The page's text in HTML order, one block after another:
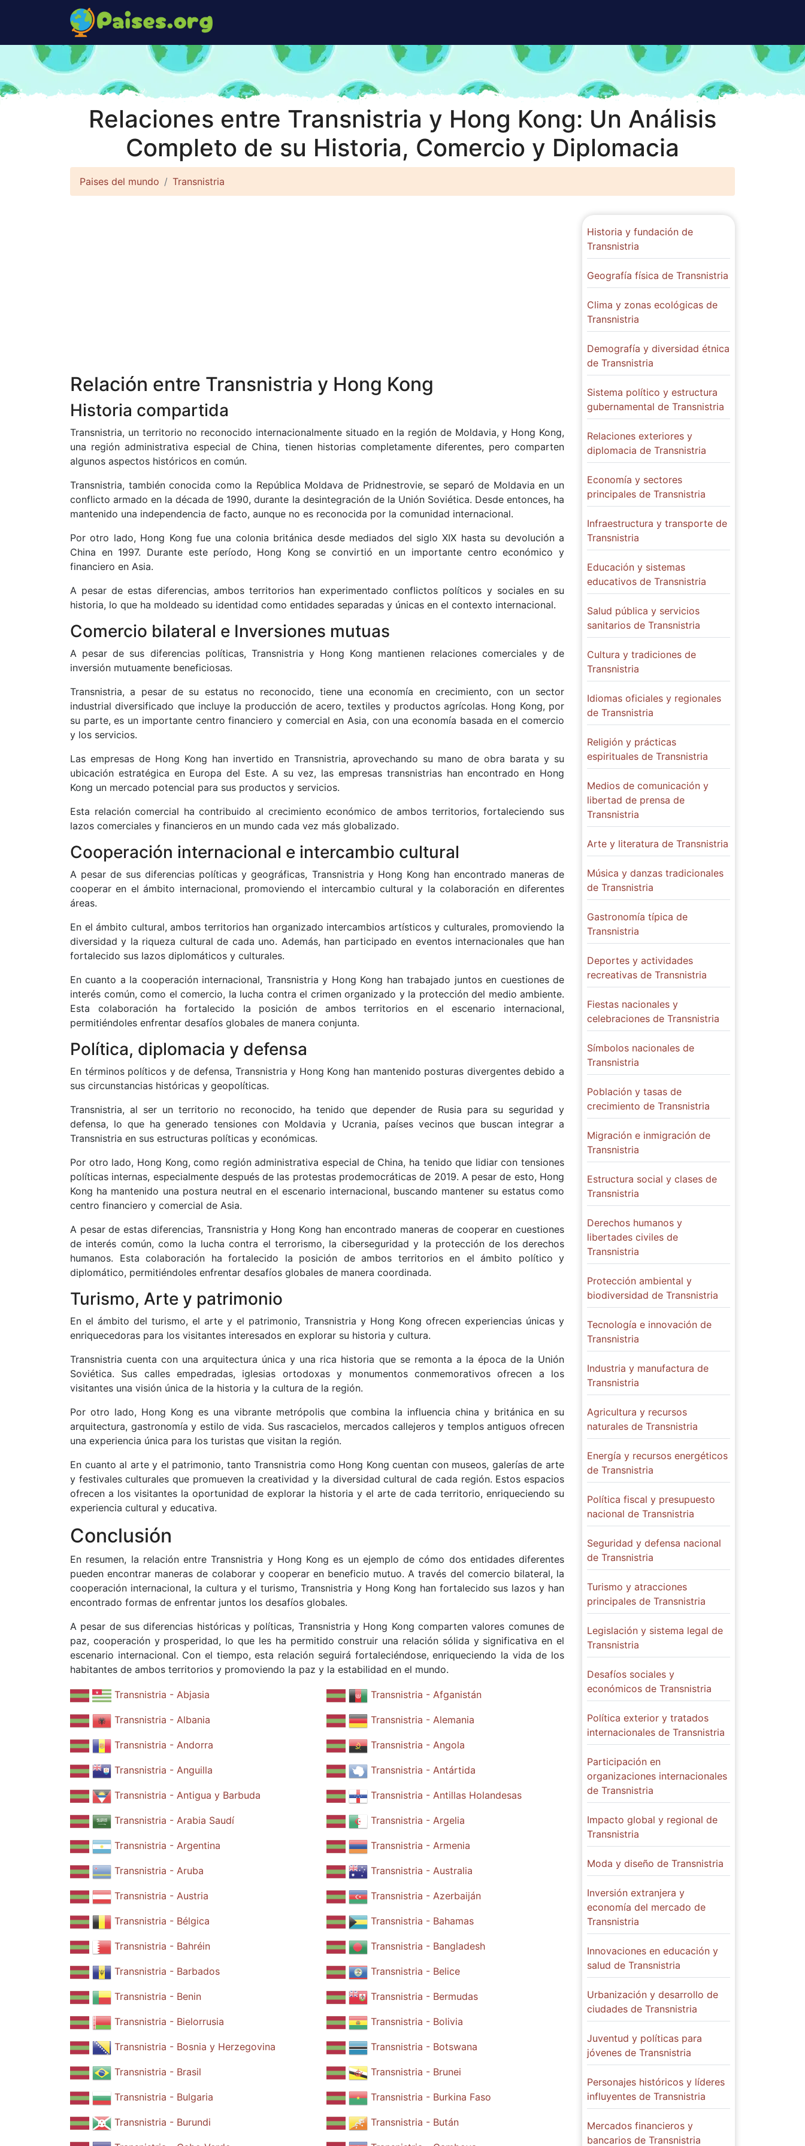
Relaciones entre Transnistria y Hong Kong: Un Análisis
Completo de su Historia, Comercio y Diplomacia
Paises del mundo Transnistria
Relación entre Transnistria y Hong Kong
Historia compartida
Transnistria, un territorio no reconocido internacionalmente situado en la región de Moldavia, y Hong Kong,
una región administrativa especial de China, tienen historias completamente diferentes, pero comparten
algunos aspectos históricos en común.
Transnistria, también conocida como la República Moldava de Pridnestrovie, se separó de Moldavia en un
conflicto armado en la década de 1990, durante la desintegración de la Unión Soviética. Desde entonces, ha
mantenido una independencia de facto, aunque no es reconocida por la comunidad internacional.
Por otro lado, Hong Kong fue una colonia británica desde mediados del siglo XIX hasta su devolución a
China en 1997. Durante este período, Hong Kong se convirtió en un importante centro económico y
financiero en Asia.
A pesar de estas diferencias, ambos territorios han experimentado conflictos políticos y sociales en su
historia, lo que ha moldeado su identidad como entidades separadas y únicas en el contexto internacional.
Comercio bilateral e Inversiones mutuas
A pesar de sus diferencias políticas, Transnistria y Hong Kong mantienen relaciones comerciales y de
inversión mutuamente beneficiosas.
Transnistria, a pesar de su estatus no reconocido, tiene una economía en crecimiento, con un sector
industrial diversificado que incluye la producción de acero, textiles y productos agrícolas. Hong Kong, por
su parte, es un importante centro financiero y comercial en Asia, con una economía basada en el comercio
y los servicios.
Las empresas de Hong Kong han invertido en Transnistria, aprovechando su mano de obra barata y su
ubicación estratégica en Europa del Este. A su vez, las empresas transnistrias han encontrado en Hong
Kong un mercado potencial para sus productos y servicios.
Esta relación comercial ha contribuido al crecimiento económico de ambos territorios, fortaleciendo sus
lazos comerciales y financieros en un mundo cada vez más globalizado.
Cooperación internacional e intercambio cultural
A pesar de sus diferencias políticas y geográficas, Transnistria y Hong Kong han encontrado maneras de
cooperar en el ámbito internacional, promoviendo el intercambio cultural y la colaboración en diferentes
áreas.
En el ámbito cultural, ambos territorios han organizado intercambios artísticos y culturales, promoviendo la
diversidad y la riqueza cultural de cada uno. Además, han participado en eventos internacionales que han
fortalecido sus lazos diplomáticos y culturales.
En cuanto a la cooperación internacional, Transnistria y Hong Kong han trabajado juntos en cuestiones de
interés común, como el comercio, la lucha contra el crimen organizado y la protección del medio ambiente.
Esta colaboración ha fortalecido la posición de ambos territorios en el escenario internacional,
permitiéndoles enfrentar desafíos globales de manera conjunta.
Política, diplomacia y defensa
En términos políticos y de defensa, Transnistria y Hong Kong han mantenido posturas divergentes debido a
sus circunstancias históricas y geopolíticas.
Transnistria, al ser un territorio no reconocido, ha tenido que depender de Rusia para su seguridad y
defensa, lo que ha generado tensiones con Moldavia y Ucrania, países vecinos que buscan integrar a
Transnistria en sus estructuras políticas y económicas.
Por otro lado, Hong Kong, como región administrativa especial de China, ha tenido que lidiar con tensiones
políticas internas, especialmente después de las protestas prodemocráticas de 2019. A pesar de esto, Hong
Kong ha mantenido una postura neutral en el escenario internacional, buscando mantener su estatus como
centro financiero y comercial de Asia.
A pesar de estas diferencias, Transnistria y Hong Kong han encontrado maneras de cooperar en cuestiones
de interés común, como la lucha contra el terrorismo, la ciberseguridad y la protección de los derechos
humanos. Esta colaboración ha fortalecido la posición de ambos territorios en el ámbito político y
diplomático, permitiéndoles enfrentar desafíos globales de manera coordinada.
Turismo, Arte y patrimonio
En el ámbito del turismo, el arte y el patrimonio, Transnistria y Hong Kong ofrecen experiencias únicas y
enriquecedoras para los visitantes interesados en explorar su historia y cultura.
Transnistria cuenta con una arquitectura única y una rica historia que se remonta a la época de la Unión
Soviética. Sus calles empedradas, iglesias ortodoxas y monumentos conmemorativos ofrecen a los
visitantes una visión única de la historia y la cultura de la región.
Por otro lado, Hong Kong es una vibrante metrópolis que combina la influencia china y británica en su
arquitectura, gastronomía y estilo de vida. Sus rascacielos, mercados callejeros y templos antiguos ofrecen
una experiencia única para los turistas que visitan la región.
En cuanto al arte y el patrimonio, tanto Transnistria como Hong Kong cuentan con museos, galerías de arte
y festivales culturales que promueven la creatividad y la diversidad cultural de cada región. Estos espacios
ofrecen a los visitantes la oportunidad de explorar la historia y el arte de cada territorio, enriqueciendo su
experiencia cultural y educativa.
Conclusión
En resumen, la relación entre Transnistria y Hong Kong es un ejemplo de cómo dos entidades diferentes
pueden encontrar maneras de colaborar y cooperar en beneficio mutuo. A través del comercio bilateral, la
cooperación internacional, la cultura y el turismo, Transnistria y Hong Kong han fortalecido sus lazos y han
encontrado formas de enfrentar juntos los desafíos globales.
A pesar de sus diferencias históricas y políticas, Transnistria y Hong Kong comparten valores comunes de
paz, cooperación y prosperidad, lo que les ha permitido construir una relación sólida y significativa en el
escenario internacional. Con el tiempo, esta relación seguirá fortaleciéndose, enriqueciendo la vida de los
habitantes de ambos territorios y promoviendo la paz y la estabilidad en el mundo.
Transnistria - Abjasia Transnistria - Afganistán
Transnistria - Albania Transnistria - Alemania
Transnistria - Andorra Transnistria - Angola
Transnistria - Anguilla Transnistria - Antártida
Transnistria - Antigua y Barbuda Transnistria - Antillas Holandesas
Transnistria - Arabia Saudí Transnistria - Argelia
Transnistria - Argentina Transnistria - Armenia
Transnistria - Aruba Transnistria - Australia
Transnistria - Austria Transnistria - Azerbaiján
Transnistria - Bélgica Transnistria - Bahamas
Transnistria - Bahréin Transnistria - Bangladesh
Transnistria - Barbados Transnistria - Belice
Transnistria - Benin Transnistria - Bermudas
Transnistria - Bielorrusia Transnistria - Bolivia
Transnistria - Bosnia y Herzegovina Transnistria - Botswana
Transnistria - Brasil Transnistria - Brunei
Transnistria - Bulgaria Transnistria - Burkina Faso
Transnistria - Burundi Transnistria - Bután
Historia y fundación de
Transnistria
Geografía física de Transnistria
Clima y zonas ecológicas de
Transnistria
Demografía y diversidad étnica
de Transnistria
Sistema político y estructura
gubernamental de Transnistria
Relaciones exteriores y
diplomacia de Transnistria
Economía y sectores
principales de Transnistria
Infraestructura y transporte de
Transnistria
Educación y sistemas
educativos de Transnistria
Salud pública y servicios
sanitarios de Transnistria
Cultura y tradiciones de
Transnistria
Idiomas oficiales y regionales
de Transnistria
Religión y prácticas
espirituales de Transnistria
Medios de comunicación y
libertad de prensa de
Transnistria
Arte y literatura de Transnistria
Música y danzas tradicionales
de Transnistria
Gastronomía típica de
Transnistria
Deportes y actividades
recreativas de Transnistria
Fiestas nacionales y
celebraciones de Transnistria
Símbolos nacionales de
Transnistria
Población y tasas de
crecimiento de Transnistria
Migración e inmigración de
Transnistria
Estructura social y clases de
Transnistria
Derechos humanos y
libertades civiles de
Transnistria
Protección ambiental y
biodiversidad de Transnistria
Tecnología e innovación de
Transnistria
Industria y manufactura de
Transnistria
Agricultura y recursos
naturales de Transnistria
Energía y recursos energéticos
de Transnistria
Política fiscal y presupuesto
nacional de Transnistria
Seguridad y defensa nacional
de Transnistria
Turismo y atracciones
principales de Transnistria
Legislación y sistema legal de
Transnistria
Desafíos sociales y
económicos de Transnistria
Política exterior y tratados
internacionales de Transnistria
Participación en
organizaciones internacionales
de Transnistria
Impacto global y regional de
Transnistria
Moda y diseño de Transnistria
Inversión extranjera y
economía del mercado de
Transnistria
Innovaciones en educación y
salud de Transnistria
Urbanización y desarrollo de
ciudades de Transnistria
Juventud y políticas para
jóvenes de Transnistria
Personajes históricos y líderes
influyentes de Transnistria
Mercados financieros y
bancarios de Transnistria